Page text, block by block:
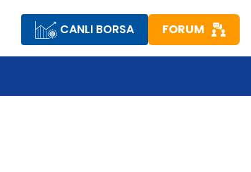
CANLI BORSA FORUM